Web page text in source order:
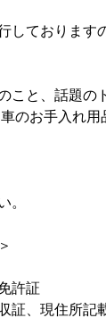
しております
こと、話題の
のお手入れ
。
許証
、現住所記